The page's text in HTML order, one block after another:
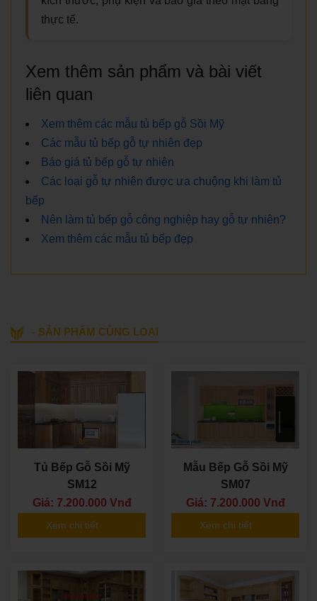
thực tế.
Xem thêm sản phẩm và bài viết
liên quan
Xem thêm các mẫu tủ bếp gỗ Sồi Mỹ
Các mẫu tủ bếp gỗ tự nhiên đẹp
Báo giá tủ bếp gỗ tự nhiên
Các loại gỗ tự nhiên được ưa chuộng khi làm tủ
bếp
Nên làm tủ bếp gỗ công nghiệp hay gỗ tự nhiên?
Xem thêm các mẫu tủ bếp đẹp
- SẢN PHẨM CÙNG LOẠI
Tủ Bếp Gỗ Sồi Mỹ
SM12
Giá: 7.200.000 Vnđ
Xem chi tiết
Mẫu Bếp Gỗ Sồi Mỹ
SM07
Giá: 7.200.000 Vnđ
Xem chi tiết